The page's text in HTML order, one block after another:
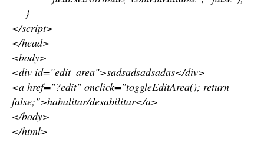
}
</script>
</head>
<body>
<div id="edit_area">sadsadsadsadas</div>
<a href="?edit" onclick="toggleEditArea(); return
false;">habalitar/desabilitar</a>
</body>
</html>